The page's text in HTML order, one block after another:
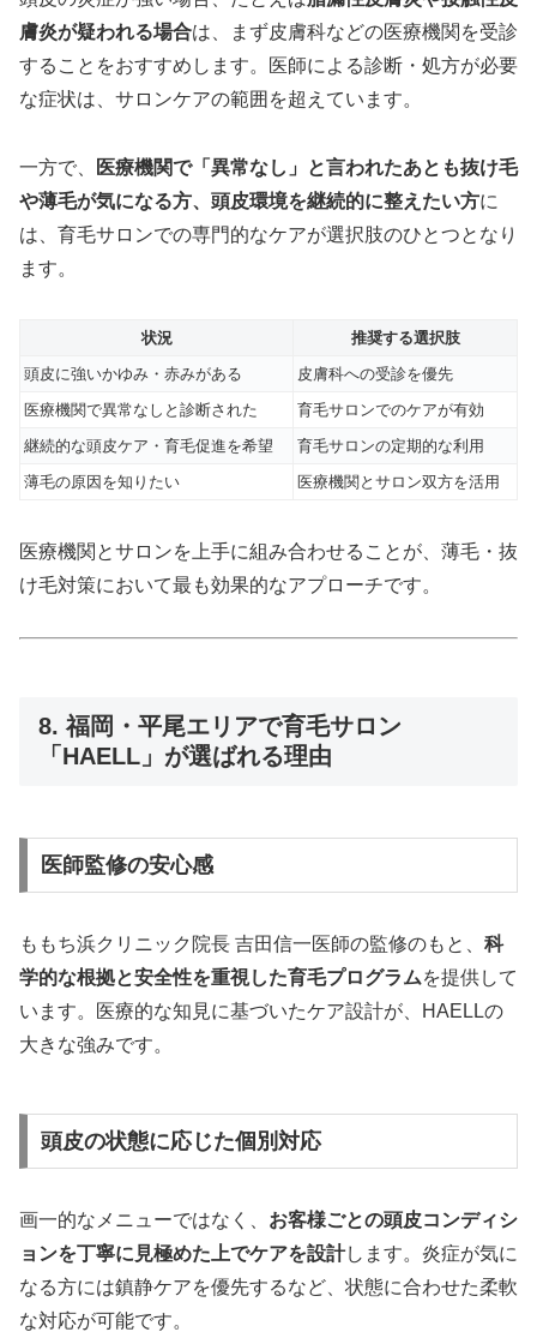
膚炎が疑われる場合は、まず皮膚科などの医療機関を受診
することをおすすめします。医師による診断・処方が必要
な症状は、サロンケアの範囲を超えています。
一方で、
医療機関で「異常なし」と言われたあとも抜け毛
や薄毛が気になる方、頭皮環境を継続的に整えたい方に
は、育毛サロンでの専門的なケアが選択肢のひとつとなり
ます。
状況
推奨する選択肢
頭皮に強いかゆみ・赤みがある
皮膚科への受診を優先
医療機関で異常なしと診断された
育毛サロンでのケアが有効
継続的な頭皮ケア・育毛促進を希望
育毛サロンの定期的な利用
薄毛の原因を知りたい
医療機関とサロン双方を活用
医療機関とサロンを上手に組み合わせることが、薄毛・抜
け毛対策において最も効果的なアプローチです。
8. 福岡・平尾エリアで育毛サロン
「HAELL」が選ばれる理由
医師監修の安心感
ももち浜クリニック院長 吉田信一医師の監修のもと、 科
学的な根拠と安全性を重視した育毛プログラムを提供して
います。医療的な知見に基づいたケア設計が、HAELLの
大きな強みです。
頭皮の状態に応じた個別対応
画一的なメニューではなく、 お客様ごとの頭皮コンディシ
ョンを丁寧に見極めた上でケアを設計します。炎症が気に
なる方には鎮静ケアを優先するなど、状態に合わせた柔軟
な対応が可能です。